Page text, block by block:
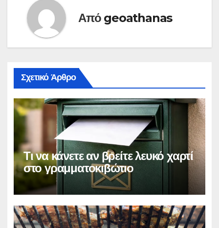
Από geoathanas
Σχετικό Άρθρο
Τι να κάνετε αν βρείτε λευκό χαρτί
στο γραμματοκιβώτιο